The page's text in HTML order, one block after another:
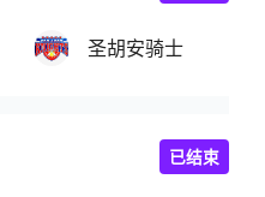
圣胡安骑士
已结束